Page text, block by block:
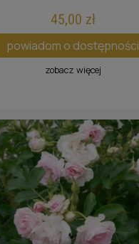
45,00 zł
powiadom o dostępności
zobacz więcej